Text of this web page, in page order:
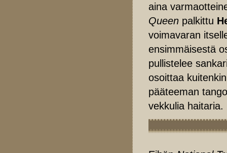
aina
Queen palkittu
voimavaran
ensimmäisestä
pullistelee
osoittaa
pääteeman
vekkulia haitaria.